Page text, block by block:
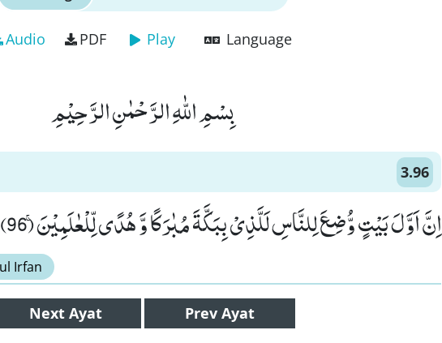
Audio PDF Play Language
بِسْمِ اللّٰهِ الرَّحْمٰنِ الرَّحِیْمِ
3.96
اِنَّ اَوَّلَ بَیْتٍ وُّضِعَ لِلنَّاسِ لَلَّذِیْ بِبَكَّةَ مُبٰرَكًا وَّ هُدًى لِّلْعٰلَمِیْنَۚ (96)
Irfan
Next Ayat Prev Ayat